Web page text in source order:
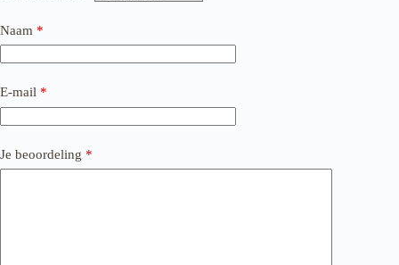
Naam *
E-mail *
Je beoordeling *